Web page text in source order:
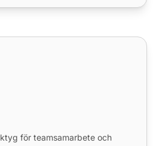
för teamsamarbete och